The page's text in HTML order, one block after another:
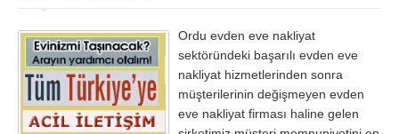
Ordu Osmaniye
Rize Sakarya
Samsun Siirt
Ordu evden eve nakliyat
sektöründeki başarılı evden eve
nakliyat hizmetlerinden sonra
müşterilerinin değişmeyen evden
eve nakliyat firması haline gelen